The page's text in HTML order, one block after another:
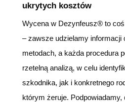
ukrytych kosztów
Wycena w Dezynfeusz® to
– zawsze udzielamy informacji
metodach, a każda procedura
rzetelną analizą, w celu
szkodnika, jak i konkretnego
którym żeruje.